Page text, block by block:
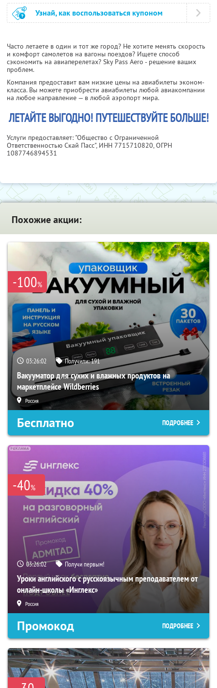
Узнай, как воспользоваться купоном
Часто летаете в один и тот же город? Не хотите менять скорость
и комфорт самолетов на вагоны поездов? Ищете способ
сэкономить на авиаперелетах? Sky Pass Aero - решение ваших
проблем.
Компания предоставит вам низкие цены на авиабилеты эконом-
класса. Вы можете приобрести авиабилеты любой авиакомпании
на любое направление — в любой аэропорт мира.
ЛЕТАЙТЕ ВЫГОДНО! ПУТЕШЕСТВУЙТЕ БОЛЬШЕ!
Услуги предоставляет: "Общество с Ограниченной
Ответственностью Скай Пасс", ИНН 7715710820, ОГРН
1087746894531
Похожие акции:
-100%
03:26:01 Получили:191
Вакууматор для сухих и влажных продуктов на
маркетплейсе Wildberries
Россия
Бесплатно ПОДРОБНЕЕ
-40%
03:26:01 Получи первым!
Уроки английского с русскоязычным преподавателем от
онлайн-школы «Инглекс»
Россия
Промокод ПОДРОБНЕЕ